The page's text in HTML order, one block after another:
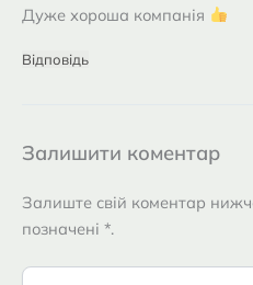
Дуже хороша компанія
Відповідь
Залишити коментар
Залиште свій коментар
позначені *.
Введіть